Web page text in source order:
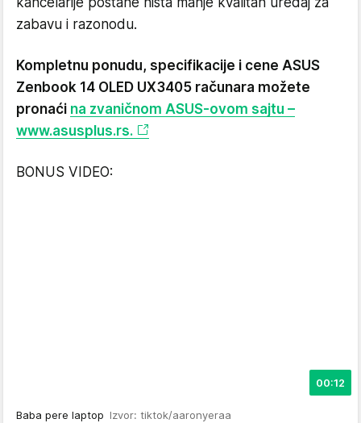
zabavu i razonodu.
Kompletnu ponudu, specifikacije i cene ASUS
Zenbook 14 OLED UX3405 računara možete
pronaći na zvaničnom ASUS-ovom sajtu –
www.asusplus.rs.
BONUS VIDEO:
00:12
Baba pere laptop Izvor: tiktok/aaronyeraa